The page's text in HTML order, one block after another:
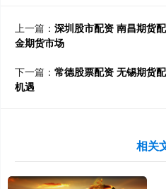
上一篇： 深圳股市配资 南昌期货
金期货市场
下一篇： 常德股票配资 无锡期货
机遇
相关